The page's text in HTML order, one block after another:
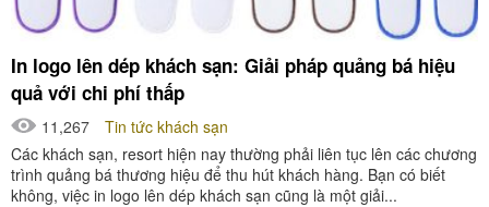
In logo lên dép khách sạn: Giải pháp quảng bá hiệu
quả với chi phí thấp
11,267
Tin tức khách sạn
Các khách sạn, resort hiện nay thường phải liên tục lên các chương
trình quảng bá thương hiệu để thu hút khách hàng. Bạn có biết
không, việc in logo lên dép khách sạn cũng là một giải...